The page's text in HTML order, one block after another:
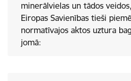
minerālvielas un tādos
Eiropas Savienības tieši
normatīvajos aktos uztura
jomā: